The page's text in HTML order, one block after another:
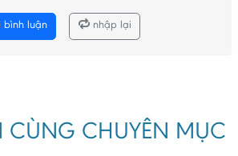
bình luận nhập lại
CÙNG CHUYÊN MỤC